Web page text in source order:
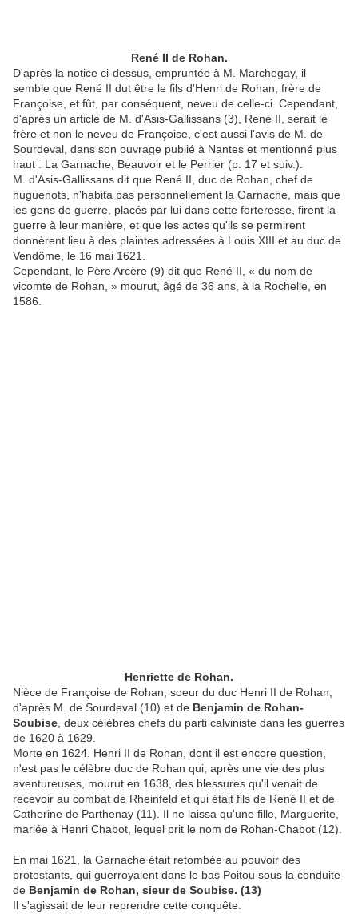
René II de Rohan.
D'après la notice ci-dessus, empruntée à M. Marchegay, il
semble que René II dut être le fils d'Henri de Rohan, frère de
Françoise, et fût, par conséquent, neveu de celle-ci. Cependant,
d'après un article de M. d'Asis-Gallissans (3), René II, serait le
frère et non le neveu de Françoise, c'est aussi l'avis de M. de
Sourdeval, dans son ouvrage publié à Nantes et mentionné plus
haut : La Garnache, Beauvoir et le Perrier (p. 17 et suiv.).
M. d'Asis-Gallissans dit que René II, duc de Rohan, chef de
huguenots, n'habita pas personnellement la Garnache, mais que
les gens de guerre, placés par lui dans cette forteresse, firent la
guerre à leur manière, et que les actes qu'ils se permirent
donnèrent lieu à des plaintes adressées à Louis XIII et au duc de
Vendôme, le 16 mai 1621.
Cependant, le Père Arcère (9) dit que René II, « du nom de
vicomte de Rohan, » mourut, âgé de 36 ans, à la Rochelle, en
1586.
Henriette de Rohan.
Nièce de Françoise de Rohan, soeur du duc Henri II de Rohan,
d'après M. de Sourdeval (10) et de Benjamin de Rohan-
Soubise , deux célèbres chefs du parti calviniste dans les guerres
de 1620 à 1629.
Morte en 1624. Henri II de Rohan, dont il est encore question,
n'est pas le célèbre duc de Rohan qui, après une vie des plus
aventureuses, mourut en 1638, des blessures qu'il venait de
recevoir au combat de Rheinfeld et qui était fils de René II et de
Catherine de Parthenay (11). Il ne laissa qu'une fille, Marguerite,
mariée à Henri Chabot, lequel prit le nom de Rohan-Chabot (12).
En mai 1621, la Garnache était retombée au pouvoir des
protestants, qui guerroyaient dans le bas Poitou sous la conduite
de Benjamin de Rohan, sieur de Soubise. (13)
Il s'agissait de leur reprendre cette conquête.